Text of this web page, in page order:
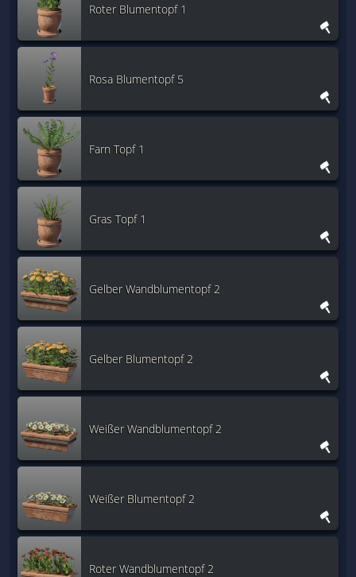
Roter Blumentopf 1
Rosa Blumentopf 5
Farn Topf 1
Gras Topf 1
Gelber Wandblumentopf 2
Gelber Blumentopf 2
Weißer Wandblumentopf 2
Weißer Blumentopf 2
Roter Wandblumentopf 2